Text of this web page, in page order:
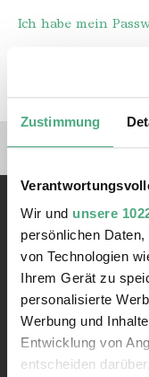
Zustimmung
Wir und unsere
persönlichen
von Technologien
Ihrem Gerät zu
personalisierte
Werbung und
Entwicklung von
entscheiden
Ich habe mein
Kontakt
Rathausstraße 75 – 79
66333 Völklingen